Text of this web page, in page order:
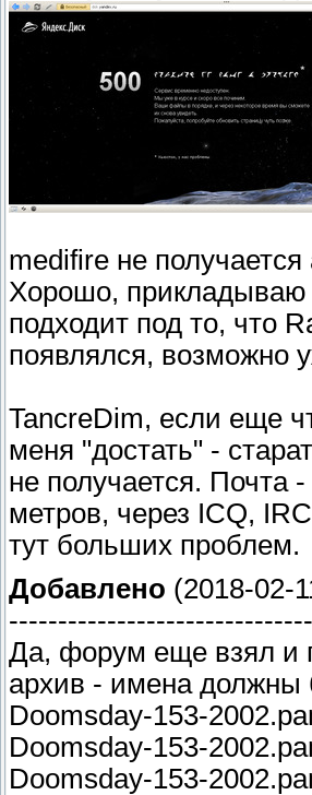
medifire не получается
Хорошо, прикладываю
подходит под то, что
появлялся, возможно
TancreDim, если еще
меня "достать" -
не получается. Почта
метров, через ICQ,
тут больших проблем.
Добавлено (2018-02-
Да, форум еще взял и
архив - имена должны
Doomsday-153-
Doomsday-153-
Doomsday-153-